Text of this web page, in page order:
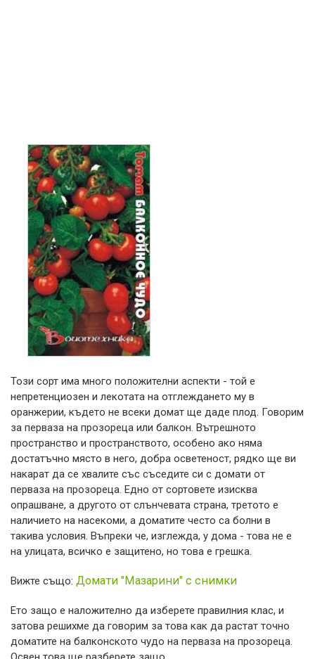
Този сорт има много положителни аспекти - той е
непретенциозен и лекотата на отглеждането му в
оранжерии, където не всеки домат ще даде плод. Говорим
за перваза на прозореца или балкон. Вътрешното
пространство и пространството, особено ако няма
достатъчно място в него, добра осветеност, рядко ще ви
накарат да се хвалите със съседите си с домати от
перваза на прозореца. Едно от сортовете изисква
опрашване, а другото от слънчевата страна, третото е
наличието на насекоми, а доматите често са болни в
такива условия. Въпреки че, изглежда, у дома - това не е
на улицата, всичко е защитено, но това е грешка.
Вижте също: Домати "Мазарини" с снимки
Ето защо е наложително да изберете правилния клас, и
затова решихме да говорим за това как да растат точно
доматите на балконското чудо на перваза на прозореца.